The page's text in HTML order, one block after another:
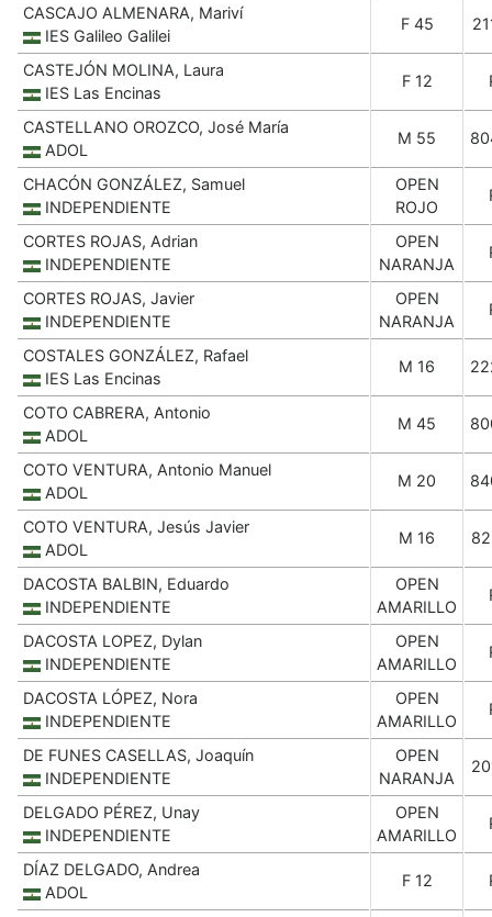
CASCAJO ALMENARA, Mariví
IES Galileo Galilei
F 45
CASTEJÓN MOLINA, Laura
IES Las Encinas
F 12
CASTELLANO OROZCO, José María
ADOL
M 55
CHACÓN GONZÁLEZ, Samuel
INDEPENDIENTE
OPEN
ROJO
CORTES ROJAS, Adrian
INDEPENDIENTE
OPEN
NARANJA
CORTES ROJAS, Javier
INDEPENDIENTE
OPEN
NARANJA
COSTALES GONZÁLEZ, Rafael
IES Las Encinas
M 16
COTO CABRERA, Antonio
ADOL
M 45
COTO VENTURA, Antonio Manuel
ADOL
M 20
COTO VENTURA, Jesús Javier
ADOL
M 16
DACOSTA BALBIN, Eduardo
INDEPENDIENTE
OPEN
AMARILLO
DACOSTA LOPEZ, Dylan
INDEPENDIENTE
OPEN
AMARILLO
DACOSTA LÓPEZ, Nora
INDEPENDIENTE
OPEN
AMARILLO
DE FUNES CASELLAS, Joaquín
INDEPENDIENTE
OPEN
NARANJA
DELGADO PÉREZ, Unay
INDEPENDIENTE
OPEN
AMARILLO
DÍAZ DELGADO, Andrea
ADOL
F 12